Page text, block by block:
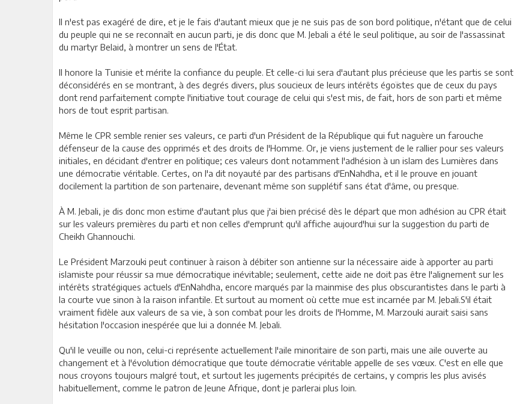
Il n'est pas exagéré de dire, et je le fais d'autant mieux que je ne suis pas de son bord politique, n'étant que de celui
du peuple qui ne se reconnaît en aucun parti, je dis donc que M. Jebali a été le seul politique, au soir de l'assassinat
du martyr Belaid, à montrer un sens de l'État.
Il honore la Tunisie et mérite la confiance du peuple. Et celle-ci lui sera d'autant plus précieuse que les partis se sont
déconsidérés en se montrant, à des degrés divers, plus soucieux de leurs intérêts égoïstes que de ceux du pays
dont rend parfaitement compte l'initiative tout courage de celui qui s'est mis, de fait, hors de son parti et même
hors de tout esprit partisan.
Même le CPR semble renier ses valeurs, ce parti d'un Président de la République qui fut naguère un farouche
défenseur de la cause des opprimés et des droits de l'Homme. Or, je viens justement de le rallier pour ses valeurs
initiales, en décidant d'entrer en politique; ces valeurs dont notamment l'adhésion à un islam des Lumières dans
une démocratie véritable. Certes, on l'a dit noyauté par des partisans d'EnNahdha, et il le prouve en jouant
docilement la partition de son partenaire, devenant même son supplétif sans état d'âme, ou presque.
À M. Jebali, je dis donc mon estime d'autant plus que j'ai bien précisé dès le départ que mon adhésion au CPR était
sur les valeurs premières du parti et non celles d'emprunt qu'il affiche aujourd'hui sur la suggestion du parti de
Cheikh Ghannouchi.
Le Président Marzouki peut continuer à raison à débiter son antienne sur la nécessaire aide à apporter au parti
islamiste pour réussir sa mue démocratique inévitable; seulement, cette aide ne doit pas être l'alignement sur les
intérêts stratégiques actuels d'EnNahdha, encore marqués par la mainmise des plus obscurantistes dans le parti à
la courte vue sinon à la raison infantile. Et surtout au moment où cette mue est incarnée par M. Jebali.S'il était
vraiment fidèle aux valeurs de sa vie, à son combat pour les droits de l'Homme, M. Marzouki aurait saisi sans
hésitation l'occasion inespérée que lui a donnée M. Jebali.
Qu'il le veuille ou non, celui-ci représente actuellement l'aile minoritaire de son parti, mais une aile ouverte au
changement et à l'évolution démocratique que toute démocratie véritable appelle de ses vœux. C'est en elle que
nous croyons toujours malgré tout, et surtout les jugements précipités de certains, y compris les plus avisés
habituellement, comme le patron de Jeune Afrique, dont je parlerai plus loin.